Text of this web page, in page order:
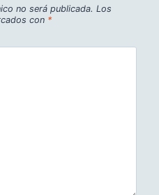
no será publicada. Los
con *